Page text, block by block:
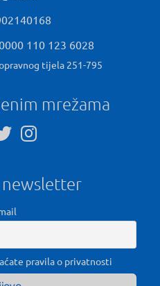
110 123 6028
tijela 251-795
mrežama
newsletter
pravila o privatnosti